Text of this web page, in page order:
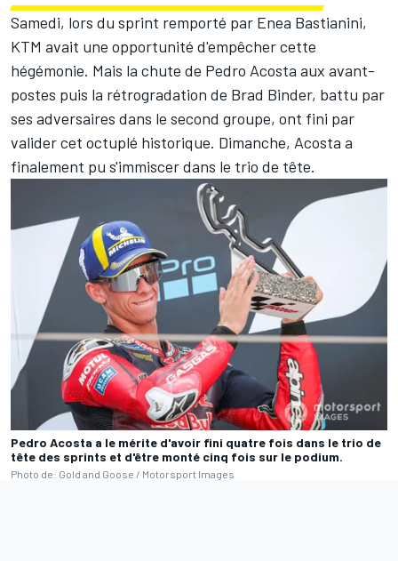
Samedi, lors du sprint remporté par Enea Bastianini,
KTM avait une opportunité d'empêcher cette
hégémonie. Mais la chute de Pedro Acosta aux avant-
postes puis la rétrogradation de Brad Binder, battu par
ses adversaires dans le second groupe, ont fini par
valider cet octuplé historique. Dimanche, Acosta a
finalement pu s'immiscer dans le trio de tête.
Pedro Acosta a le mérite d'avoir fini quatre fois dans le trio de
tête des sprints et d'être monté cinq fois sur le podium.
Photo de: Gold and Goose / Motorsport Images